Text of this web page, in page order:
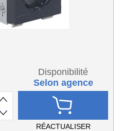
Disponibilité
Selon agence
RÉACTUALISER